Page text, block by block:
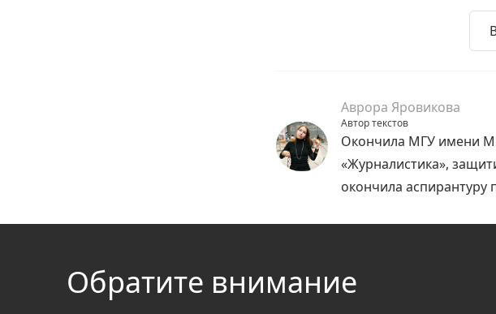
Аврора Яровикова
Автор текстов
Окончила МГУ имени
«Журналистика»,
окончила
Обратите внимание